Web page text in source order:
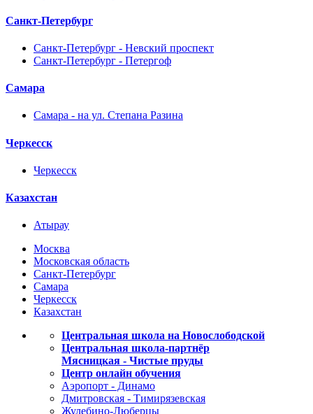
Санкт-Петербург
Санкт-Петербург - Невский проспект
Санкт-Петербург - Петергоф
Самара
Самара - на ул. Степана Разина
Черкесск
Черкесск
Казахстан
Атырау
Москва
Московская область
Санкт-Петербург
Самара
Черкесск
Казахстан
Центральная школа на Новослободской
Центральная школа-партнёр
Мясницкая - Чистые пруды
Центр онлайн обучения
Аэропорт - Динамо
Дмитровская - Тимирязевская
Жулебино-Люберцы